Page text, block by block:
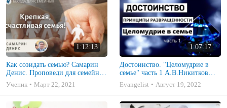
1:12:13
Как созидать семью? Самарин
Денис. Проповеди для семейных
МСЦ ЕХБ
Ученик Март 22, 2021
1:07:17
Достоинство. "Целомудрие в
семье" часть 1 А.В.Никитков
Беседа для семейных МСЦ ЕХБ
Evangelist Август 19, 2022